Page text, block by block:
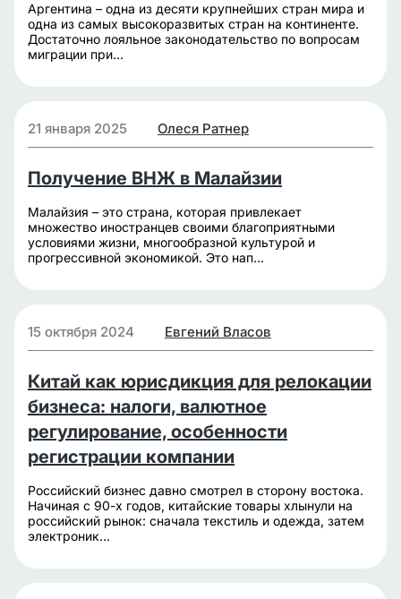
Аргентина – одна из десяти крупнейших стран мира и
одна из самых высокоразвитых стран на континенте.
Достаточно лояльное законодательство по вопросам
миграции при...
21 января 2025 Олеся Ратнер
Получение ВНЖ в Малайзии
Малайзия – это страна, которая привлекает
множество иностранцев своими благоприятными
условиями жизни, многообразной культурой и
прогрессивной экономикой. Это нап...
15 октября 2024 Евгений Власов
Китай как юрисдикция для релокации
бизнеса: налоги, валютное
регулирование, особенности
регистрации компании
Российский бизнес давно смотрел в сторону востока.
Начиная с 90-х годов, китайские товары хлынули на
российский рынок: сначала текстиль и одежда, затем
электроник...